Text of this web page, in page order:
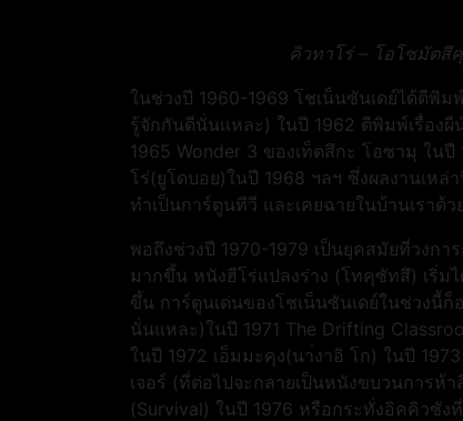
คิวทาโร่ – โอโซมัตสึ
ในช่วงปี 1960-1969 โชเน็นซันเดย์ได้ตีพิ
รู้จักกันดีนั่นแหละ) ในปี 1962 ตีพิมพ์เรื่อง
1965 Wonder 3 ของเท็ตสึกะ โอซามุ ใน
โร่(ยูโดบอย)ในปี 1968 ฯลฯ ซึ่งผลงานเห
ทำเป็นการ์ตูนทีวี และเคยฉายในบ้านเราด้ว
พอถึงช่วงปี 1970-1979 เป็นยุคสมัยที่วงก
มากขึ้น หนังฮีโร่แปลงร่าง (โทคุซัทสึ) เริ่ม
ขึ้น การ์ตูนเด่นของโชเน็นซันเดย์ในช่วงนี้ก็
นั่นแหละ)ในปี 1971 The Drifting
ในปี 1972 เอ็มมะคุง(นา่งาอิ โก) ในปี
เจอร์ (ที่ต่อไปจะกลายเป็นหนังขบวนการห้
(Survival) ในปี 1976 หรือกระทั่งอิคคิวซัง